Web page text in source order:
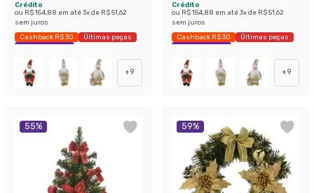
Crédito
ou R$ 154,88 em até3x de R$ 51,62
sem juros
Cashback R$ 30
Últimas peças
Economize 56%
+9
Crédito
ou R$ 154,88 em até3x de R$ 51,62
sem juros
Cashback R$ 30
Últimas peças
Economize 56%
+9
55% 59%